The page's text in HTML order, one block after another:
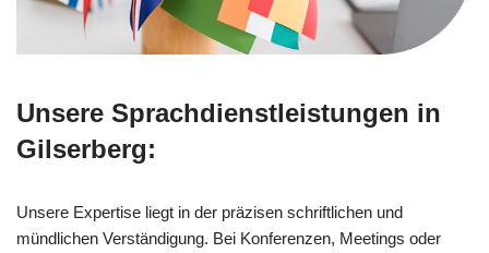
Unsere Sprachdienstleistungen in
Gilserberg:
Unsere Expertise liegt in der präzisen schriftlichen und
mündlichen Verständigung. Bei Konferenzen, Meetings oder